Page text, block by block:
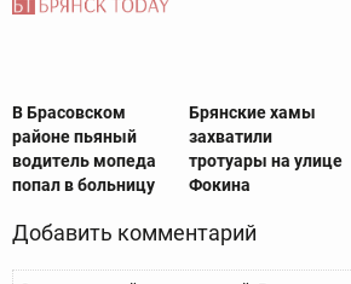
В Брасовском
районе пьяный
водитель мопеда
попал в больницу
Брянские хамы
захватили
тротуары на улице
Фокина
Добавить комментарий